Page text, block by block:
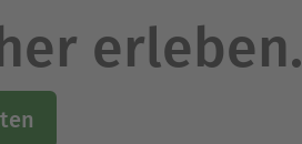
erleben.